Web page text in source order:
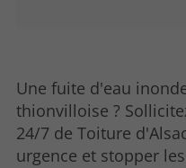
Une fuite d'eau
thionvilloise ?
24/7 de Toiture
urgence et stopper